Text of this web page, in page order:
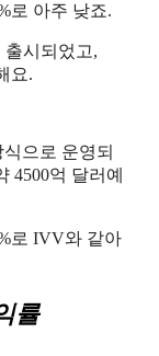
로 아주 낮죠.
출시되었고,
요.
식으로 운영되
4500억 달러예
로 IVV와 같아
률